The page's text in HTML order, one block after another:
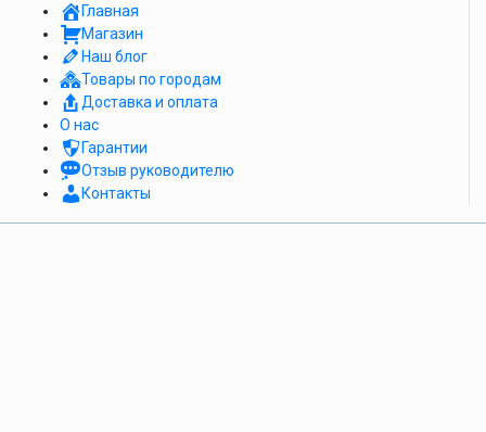
Главная
Магазин
Наш блог
Товары по городам
Доставка и оплата
О нас
Гарантии
Отзыв руководителю
Контакты